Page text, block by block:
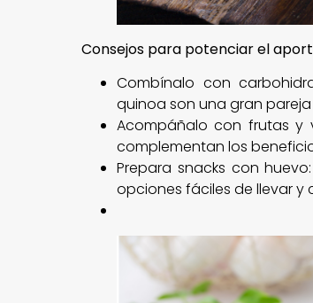
Consejos para potenciar el
Combínalo con
quinoa son una gran
Acompáñalo con frutas y
complementan los
Prepara snacks con
opciones fáciles de llevar y